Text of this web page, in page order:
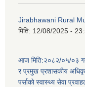
Jirabhawani Rural
मिति: 12/08/2025 -
आज मिति:२०८२/०५/०३
र प्रमुख प्रशासकीय
पर्साको स्वास्थ्य सेवा